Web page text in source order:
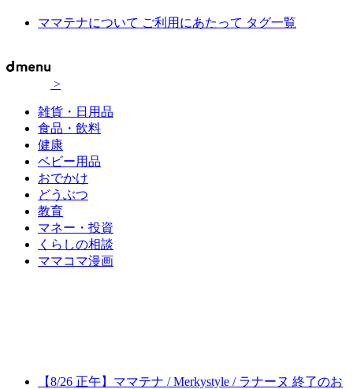
ママテナについて ご利用にあたって タグ一覧
>
雑貨・日用品
食品・飲料
健康
ベビー用品
おでかけ
どうぶつ
教育
マネー・投資
くらしの相談
ママコマ漫画
【8/26 正午】ママテナ / Merkystyle / ラナーヌ 終了のお